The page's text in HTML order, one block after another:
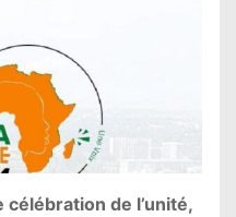
célébration de l’unité,